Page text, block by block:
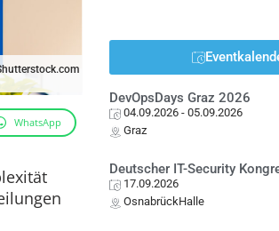
WhatsApp
DevOpsDays Graz 2026
04.09.2026 - 05.09.2026
Graz
Deutscher IT-Security
17.09.2026
OsnabrückHalle